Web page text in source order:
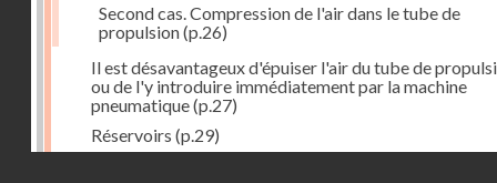
Second cas. Compression de l'air dans le tube de
propulsion(p.26)
Il est désavantageux d'épuiser l'air du tube de
ou de l'y introduire immédiatement par la machine
pneumatique(p.27)
Réservoirs (p.29)